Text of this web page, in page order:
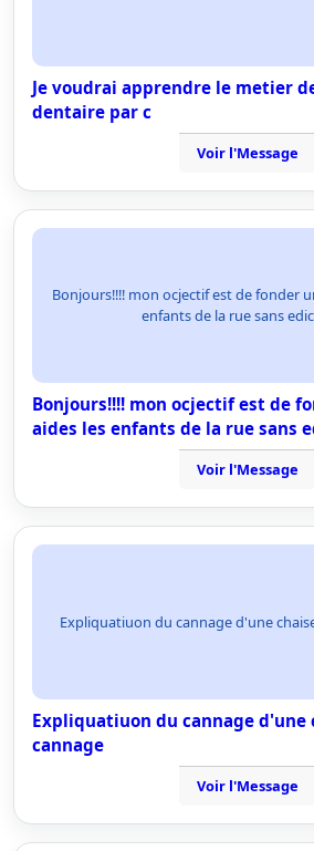
Je voudrai apprendre le metier
dentaire par c
Voir l'Message
Bonjours!!!! mon ocjectif est de fonder
enfants de la rue sans
Bonjours!!!! mon ocjectif est de
aides les enfants de la rue sans
Voir l'Message
Expliquatiuon du cannage d'une
Expliquatiuon du cannage d'une
cannage
Voir l'Message